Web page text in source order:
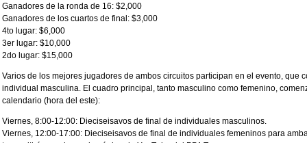
Ganadores de la ronda de 16: $2,000
Ganadores de los cuartos de final: $3,000
4to lugar: $6,000
3er lugar: $10,000
2do lugar: $15,000
Varios de los mejores jugadores de ambos circuitos participan en el evento, que
individual masculina. El cuadro principal, tanto masculino como femenino,
calendario (hora del este):
Viernes, 8:00-12:00: Dieciseisavos de final de individuales masculinos.
Viernes, 12:00-17:00: Dieciseisavos de final de individuales femeninos para